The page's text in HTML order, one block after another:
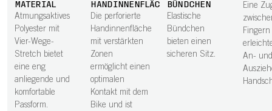
MATERIAL
Atmungsaktives
Polyester mit
Vier-Wege-
Stretch bietet
eine eng
anliegende und
komfortable
Passform.
HANDINNENFLÄCHE
Die perforierte
Handinnenfläche
mit verstärkten
Zonen
ermöglicht einen
optimalen
Kontakt mit dem
Bike und ist
BÜNDCHEN
Elastische
Bündchen
bieten einen
sicheren Sitz.
Eine
Fingern
An- und